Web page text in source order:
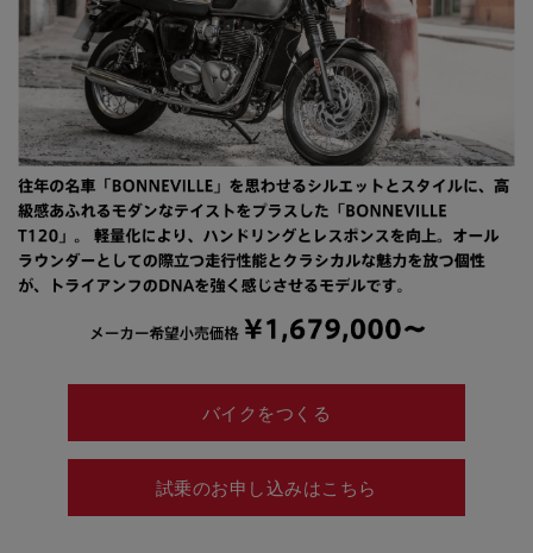
バイクをつくる
試乗のお申し込みはこちら